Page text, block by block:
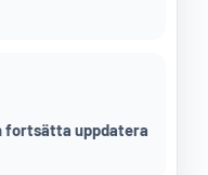
fortsätta uppdatera